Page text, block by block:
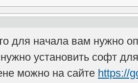
для начала вам нужно
установить софт
можно на сайте https://